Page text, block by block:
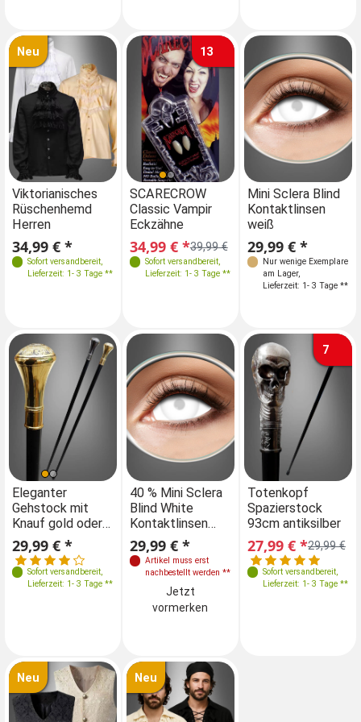
Neu
Viktorianisches
Rüschenhemd
Herren
34,99 € *
Sofort versandbereit,
Lieferzeit: 1- 3 Tage **
Farben
Größen
M 48
L 50
XL 52
XXL 54-56
Viktorianisches
Rüschenhemd
Herren
34,99 € *
Sofort versandbereit,
Lieferzeit: 1- 3 Tage **
13
SCARECROW
Classic Vampir
Eckzähne
39,99 €
34,99 € *
Sofort versandbereit,
Lieferzeit: 1- 3 Tage **
Mini Sclera Blind
Kontaktlinsen
weiß
29,99 € *
Nur wenige Exemplare
am Lager,
Lieferzeit: 1- 3 Tage **
Eleganter
Gehstock mit
Knauf gold oder
silber
29,99 € *
Sofort versandbereit,
Lieferzeit: 1- 3 Tage **
40 % Mini Sclera
Blind White
Kontaktlinsen
weiß
29,99 € *
Artikel muss erst
nachbestellt werden **
Jetzt
vormerken
7
Totenkopf
Spazierstock
93cm antiksilber
29,99 €
27,99 € *
Sofort versandbereit,
Lieferzeit: 1- 3 Tage **
Neu Neu